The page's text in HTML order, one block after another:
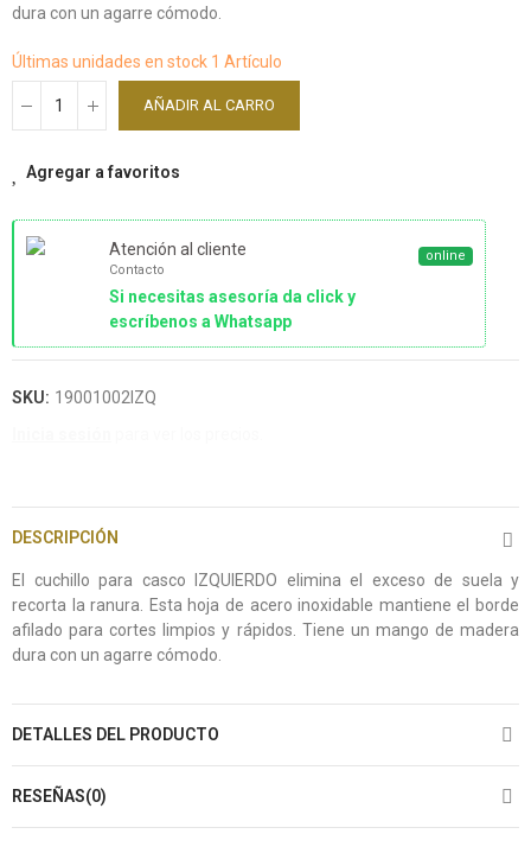
dura con un agarre cómodo.
Últimas unidades en stock 1 Artículo
AÑADIR AL CARRO
Agregar a favoritos
Atención al cliente
Contacto
Si necesitas asesoría da click y
escríbenos a Whatsapp
online
SKU: 19001002IZQ
DESCRIPCIÓN
El cuchillo para casco IZQUIERDO elimina el exceso de suela y
recorta la ranura. Esta hoja de acero inoxidable mantiene el borde
afilado para cortes limpios y rápidos. Tiene un mango de madera
dura con un agarre cómodo.
DETALLES DEL PRODUCTO
RESEÑAS(0)